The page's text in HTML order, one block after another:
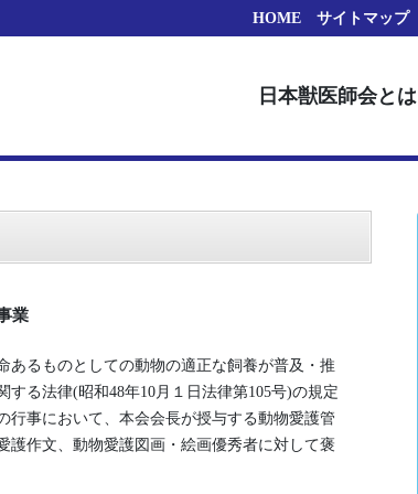
HOME サイトマップ
日本獣医師会とは
業
あるものとしての動物の適正な飼養が普及・推
る法律(昭和48年10月１日法律第105号)の規定
行事において、本会会長が授与する動物愛護管
護作文、動物愛護図画・絵画優秀者に対して褒